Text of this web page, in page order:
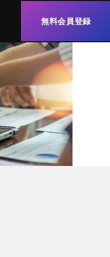
無料会員登録